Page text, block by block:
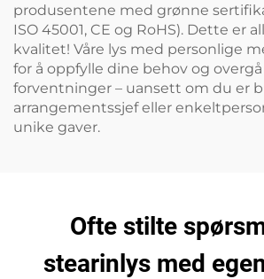
produsentene med grønne
ISO 45001, CE og RoHS). Dette er
kvalitet! Våre lys med personlige
for å oppfylle dine behov og
forventninger – uansett om du er
arrangementssjef eller
unike gaver.
Ofte stilte
stearinlys med